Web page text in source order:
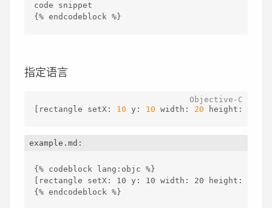
code snippet
{% endcodeblock %}
指定语言
[rectangle setX: 10 y: 10 width: 20 height:
example.md:
{% codeblock lang:objc %}
[rectangle setX: 10 y: 10 width: 20 height: 20];
{% endcodeblock %}